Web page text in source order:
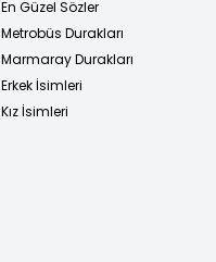
En Güzel Sözler
Metrobüs Durakları
Marmaray Durakları
Erkek İsimleri
Kız İsimleri